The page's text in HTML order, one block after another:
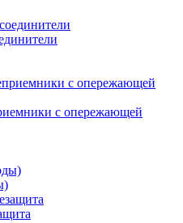
с опережающей